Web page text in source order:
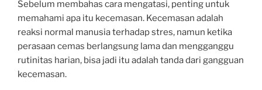
Sebelum membahas cara mengatasi, penting untuk
memahami apa itu kecemasan. Kecemasan adalah
reaksi normal manusia terhadap stres, namun ketika
perasaan cemas berlangsung lama dan mengganggu
rutinitas harian, bisa jadi itu adalah tanda dari gangguan
kecemasan.